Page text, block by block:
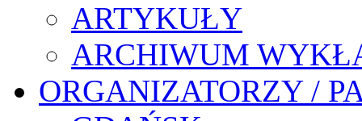
ARTYKUŁY
ARCHIWUM
ORGANIZATORZY /